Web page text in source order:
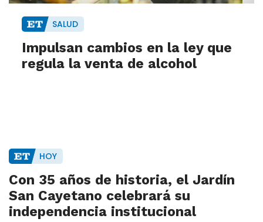
SALUD
Impulsan cambios en la ley que
regula la venta de alcohol
HOY
Con 35 años de historia, el Jardín
San Cayetano celebrará su
independencia institucional